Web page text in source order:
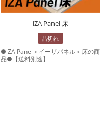
iZA Panel 床
品切れ
●iZA Panel＜イーザパネル＞床の商
品●【送料別途】